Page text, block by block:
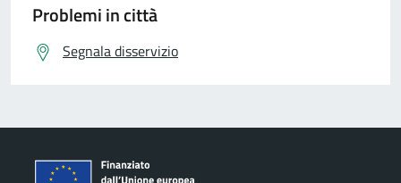
Problemi in città
Segnala disservizio